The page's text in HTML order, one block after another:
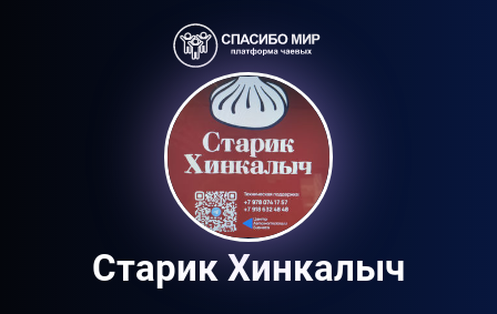
Старик Хинкалыч